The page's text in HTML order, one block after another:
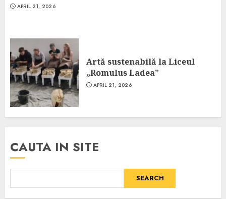
APRIL 21, 2026
Artă sustenabilă la Liceul
„Romulus Ladea”
APRIL 21, 2026
CAUTA IN SITE
SEARCH